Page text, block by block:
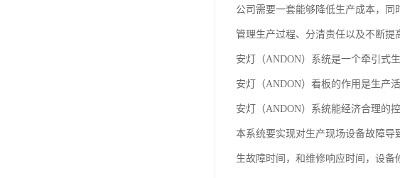
公司需要一套能够降低生产成本，
管理生产过程、分清责任以及不断提
安灯（ANDON）系统是一个牵引式
安灯（ANDON）看板的作用是生产
安灯（ANDON）系统能经济合理的
本系统要实现对生产现场设备故障
生故障时间，和维修响应时间，设备